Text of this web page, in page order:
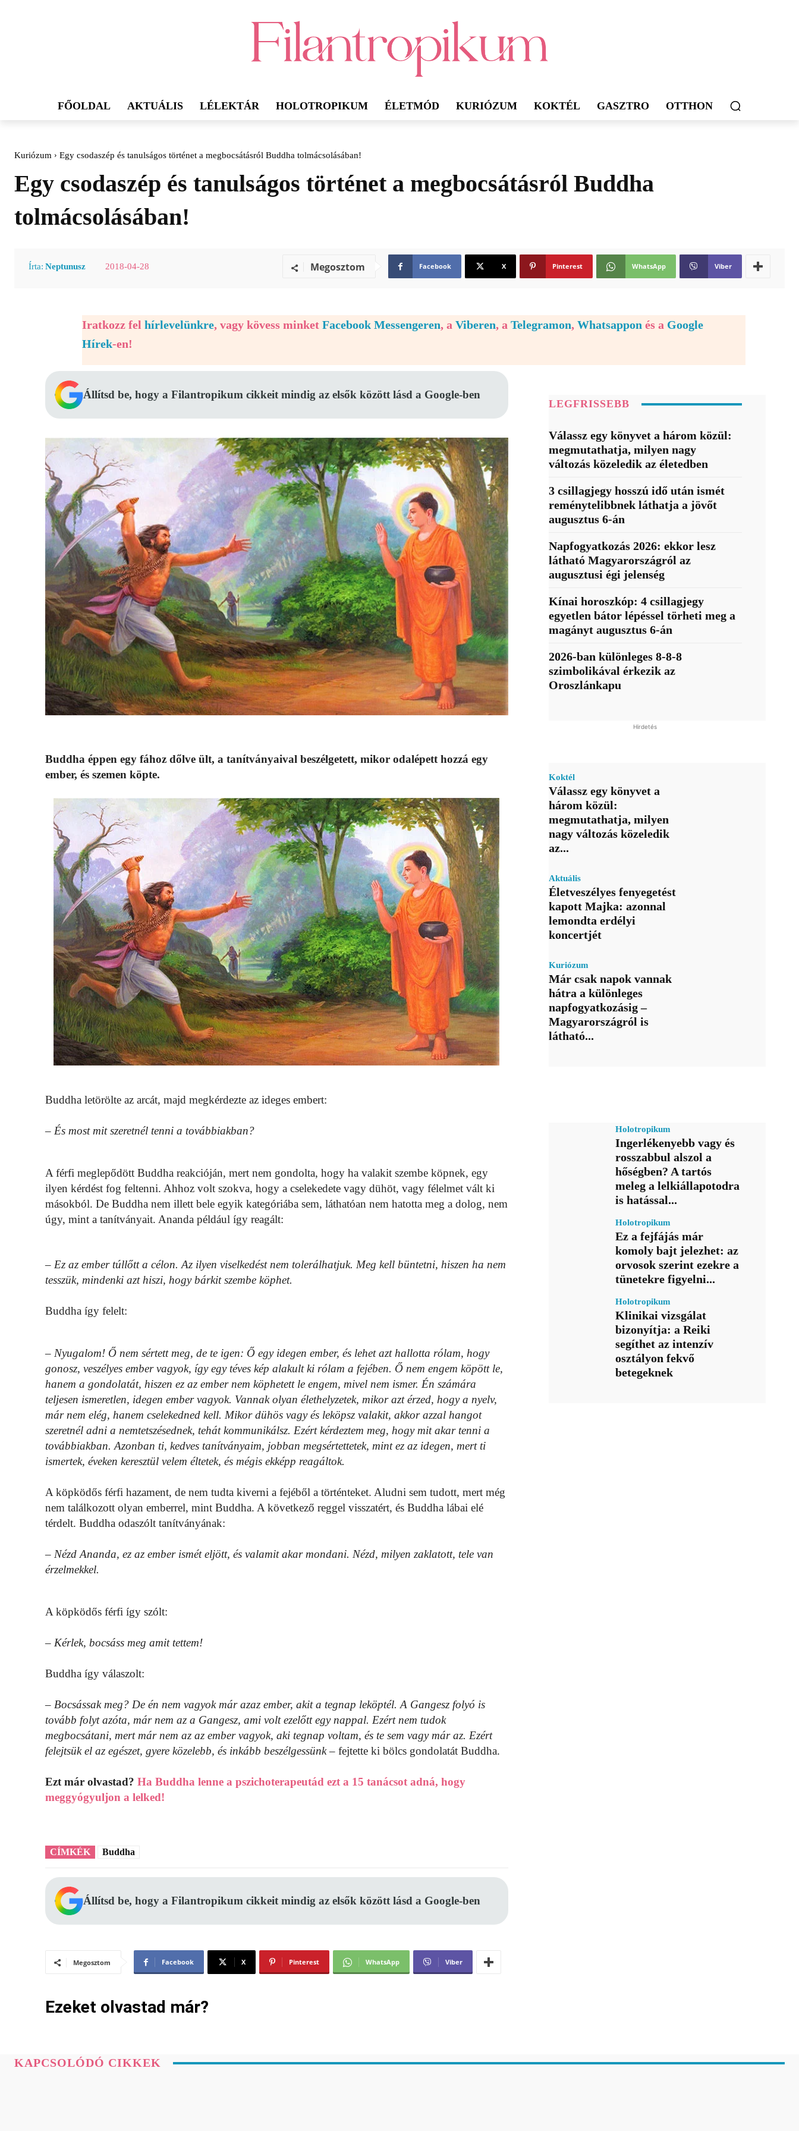
FŐOLDAL AKTUÁLIS LÉLEKTÁR HOLOTROPIKUM ÉLETMÓD KURIÓZUM KOKTÉL GASZTRO OTTHON
Kuriózum Egy csodaszép és tanulságos történet a megbocsátásról Buddha tolmácsolásában!
Egy csodaszép és tanulságos történet a megbocsátásról Buddha
tolmácsolásában!
Írta: Neptunusz 2018-04-28 Megosztom Facebook X Pinterest WhatsApp Viber
Iratkozz fel hírlevelünkre, vagy kövess minket Facebook Messengeren, a Viberen, a Telegramon, Whatsappon és a Google
Hírek-en!
Állítsd be, hogy a Filantropikum cikkeit mindig az elsők között lásd a Google-ben
Buddha éppen egy fához dőlve ült, a tanítványaival beszélgetett, mikor odalépett hozzá egy
ember, és szemen köpte.
Buddha letörölte az arcát, majd megkérdezte az ideges embert:
– És most mit szeretnél tenni a továbbiakban?
A férfi meglepődött Buddha reakcióján, mert nem gondolta, hogy ha valakit szembe köpnek, egy
ilyen kérdést fog feltenni. Ahhoz volt szokva, hogy a cselekedete vagy dühöt, vagy félelmet vált ki
másokból. De Buddha nem illett bele egyik kategóriába sem, láthatóan nem hatotta meg a dolog, nem
úgy, mint a tanítványait. Ananda például így reagált:
– Ez az ember túllőtt a célon. Az ilyen viselkedést nem tolerálhatjuk. Meg kell büntetni, hiszen ha nem
tesszük, mindenki azt hiszi, hogy bárkit szembe köphet.
Buddha így felelt:
– Nyugalom! Ő nem sértett meg, de te igen: Ő egy idegen ember, és lehet azt hallotta rólam, hogy
gonosz, veszélyes ember vagyok, így egy téves kép alakult ki rólam a fejében. Ő nem engem köpött le,
hanem a gondolatát, hiszen ez az ember nem köphetett le engem, mivel nem ismer. Én számára
teljesen ismeretlen, idegen ember vagyok. Vannak olyan élethelyzetek, mikor azt érzed, hogy a nyelv,
már nem elég, hanem cselekedned kell. Mikor dühös vagy és leköpsz valakit, akkor azzal hangot
szeretnél adni a nemtetszésednek, tehát kommunikálsz. Ezért kérdeztem meg, hogy mit akar tenni a
továbbiakban. Azonban ti, kedves tanítványaim, jobban megsértettetek, mint ez az idegen, mert ti
ismertek, éveken keresztül velem éltetek, és mégis ekképp reagáltok.
A köpködős férfi hazament, de nem tudta kiverni a fejéből a történteket. Aludni sem tudott, mert még
nem találkozott olyan emberrel, mint Buddha. A következő reggel visszatért, és Buddha lábai elé
térdelt. Buddha odaszólt tanítványának:
– Nézd Ananda, ez az ember ismét eljött, és valamit akar mondani. Nézd, milyen zaklatott, tele van
érzelmekkel.
A köpködős férfi így szólt:
– Kérlek, bocsáss meg amit tettem!
Buddha így válaszolt:
– Bocsássak meg? De én nem vagyok már azaz ember, akit a tegnap leköptél. A Gangesz folyó is
tovább folyt azóta, már nem az a Gangesz, ami volt ezelőtt egy nappal. Ezért nem tudok
megbocsátani, mert már nem az az ember vagyok, aki tegnap voltam, és te sem vagy már az. Ezért
felejtsük el az egészet, gyere közelebb, és inkább beszélgessünk– fejtette ki bölcs gondolatát Buddha.
Ezt már olvastad? Ha Buddha lenne a pszichoterapeutád ezt a 15 tanácsot adná, hogy
meggyógyuljon a lelked!
CÍMKÉK Buddha
Állítsd be, hogy a Filantropikum cikkeit mindig az elsők között lásd a Google-ben
Megosztom Facebook X Pinterest WhatsApp Viber
Ezeket olvastad már?
LEGFRISSEBB
Válassz egy könyvet a három közül:
megmutathatja, milyen nagy
változás közeledik az életedben
3 csillagjegy hosszú idő után ismét
reménytelibbnek láthatja a jövőt
augusztus 6-án
Napfogyatkozás 2026: ekkor lesz
látható Magyarországról az
augusztusi égi jelenség
Kínai horoszkóp: 4 csillagjegy
egyetlen bátor lépéssel törheti meg a
magányt augusztus 6-án
2026-ban különleges 8-8-8
szimbolikával érkezik az
Oroszlánkapu
Hirdetés
Koktél
Válassz egy könyvet a
három közül:
megmutathatja, milyen
nagy változás közeledik
az...
Aktuális
Életveszélyes fenyegetést
kapott Majka: azonnal
lemondta erdélyi
koncertjét
Kuriózum
Már csak napok vannak
hátra a különleges
napfogyatkozásig –
Magyarországról is
látható...
Holotropikum
Ingerlékenyebb vagy és
rosszabbul alszol a
hőségben? A tartós
meleg a lelkiállapotodra
is hatással...
Holotropikum
Ez a fejfájás már
komoly bajt jelezhet: az
orvosok szerint ezekre a
tünetekre figyelni...
Holotropikum
Klinikai vizsgálat
bizonyítja: a Reiki
segíthet az intenzív
osztályon fekvő
betegeknek
KAPCSOLÓDÓ CIKKEK